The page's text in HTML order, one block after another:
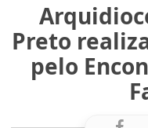
Preto
pelo